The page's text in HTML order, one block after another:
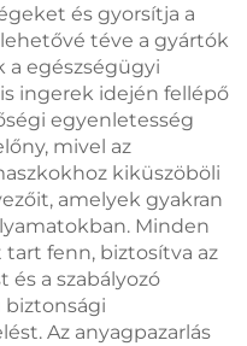
és gyorsítja a
téve a gyártók
a egészségügyi
ingerek idején fellépő
egyenletesség
mivel az
kiküszöböli
amelyek gyakran
Minden
tart fenn, biztosítva az
a szabályozó
biztonsági
Az anyagpazarlás